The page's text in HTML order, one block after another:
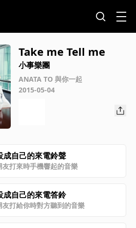
Take me Tell me
小事樂團
ANATA TO 與你一起
2015-05-04
成自己的來電鈴聲
友打來時手機響起的音樂
成自己的來電答鈴
友打給你時對方聽到的音樂